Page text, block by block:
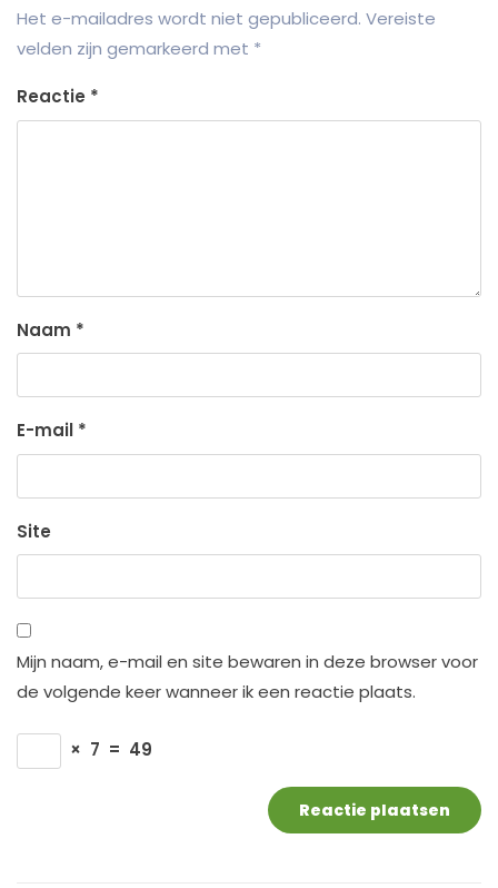
Het e-mailadres wordt niet gepubliceerd. Vereiste
velden zijn gemarkeerd met *
Reactie *
Naam *
E-mail *
Site
Mijn naam, e-mail en site bewaren in deze browser voor
de volgende keer wanneer ik een reactie plaats.
× 7 = 49